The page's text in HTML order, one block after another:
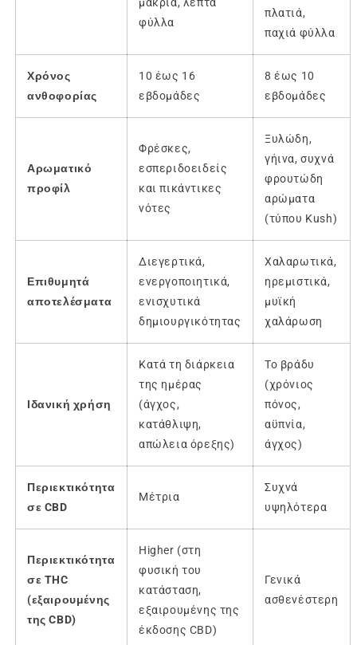
μακριά, λεπτά
φύλλα
πλατιά,
παχιά φύλλα
Χρόνος
ανθοφορίας
10 έως 16
εβδομάδες
8 έως 10
εβδομάδες
Αρωματικό
προφίλ
Φρέσκες,
εσπεριδοειδείς
και πικάντικες
νότες
Ξυλώδη,
γήινα, συχνά
φρουτώδη
αρώματα
(τύπου Kush)
Επιθυμητά
αποτελέσματα
Διεγερτικά,
ενεργοποιητικά,
ενισχυτικά
δημιουργικότητας
Χαλαρωτικά,
ηρεμιστικά,
μυϊκή
χαλάρωση
Ιδανική χρήση
Κατά τη διάρκεια
της ημέρας
(άγχος,
κατάθλιψη,
απώλεια όρεξης)
Το βράδυ
(χρόνιος
πόνος,
αϋπνία,
άγχος)
Περιεκτικότητα
σε CBD
Μέτρια
Συχνά
υψηλότερα
Περιεκτικότητα
σε THC
(εξαιρουμένης
της CBD)
Higher (στη
φυσική του
κατάσταση,
εξαιρουμένης της
έκδοσης CBD)
Γενικά
ασθενέστερη